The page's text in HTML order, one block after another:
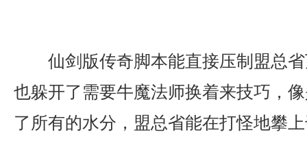
仙剑版传奇脚本能直接压制盟总
也躲开了需要牛魔法师换着来技巧，
了所有的水分，盟总省能在打怪地攀